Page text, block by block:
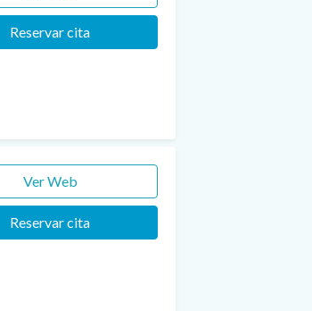
Reservar cita
Ver Web
Reservar cita